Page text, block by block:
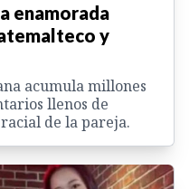
enamorada
y
acumula millones
llenos de
de la pareja.